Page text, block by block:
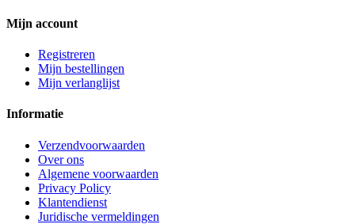
Mijn account
Registreren
Mijn bestellingen
Mijn verlanglijst
Informatie
Verzendvoorwaarden
Over ons
Algemene voorwaarden
Privacy Policy
Klantendienst
Juridische vermeldingen